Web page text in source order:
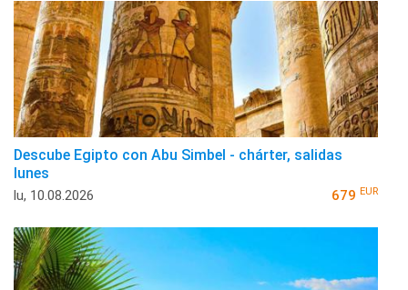
Descube Egipto con Abu Simbel - chárter, salidas
lunes
lu, 10.08.2026 679 EUR